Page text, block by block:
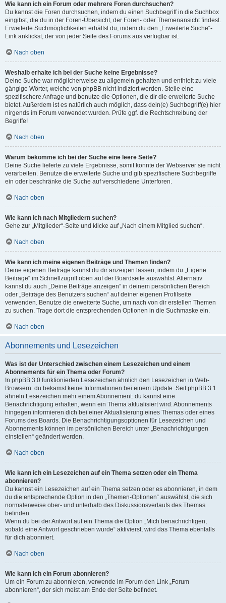
Wie kann ich ein Forum oder mehrere Foren durchsuchen?
Du kannst die Foren durchsuchen, indem du einen Suchbegriff in die Suchbox
eingibst, die du in der Foren-Übersicht, der Foren- oder Themenansicht findest.
Erweiterte Suchmöglichkeiten erhältst du, indem du den „Erweiterte Suche“-
Link anklickst, der von jeder Seite des Forums aus verfügbar ist.
Nach oben
Weshalb erhalte ich bei der Suche keine Ergebnisse?
Deine Suche war möglicherweise zu allgemein gehalten und enthielt zu viele
gängige Wörter, welche von phpBB nicht indiziert werden. Stelle eine
spezifischere Anfrage und benutze die Optionen, die dir die erweiterte Suche
bietet. Außerdem ist es natürlich auch möglich, dass dein(e) Suchbegriff(e) hier
nirgends im Forum verwendet wurden. Prüfe ggf. die Rechtschreibung der
Begriffe!
Nach oben
Warum bekomme ich bei der Suche eine leere Seite?
Deine Suche lieferte zu viele Ergebnisse, somit konnte der Webserver sie nicht
verarbeiten. Benutze die erweiterte Suche und gib spezifischere Suchbegriffe
ein oder beschränke die Suche auf verschiedene Unterforen.
Nach oben
Wie kann ich nach Mitgliedern suchen?
Gehe zur „Mitglieder“-Seite und klicke auf „Nach einem Mitglied suchen“.
Nach oben
Wie kann ich meine eigenen Beiträge und Themen finden?
Deine eigenen Beiträge kannst du dir anzeigen lassen, indem du „Eigene
Beiträge“ im Schnellzugriff oben auf der Boardseite auswählst. Alternativ
kannst du auch „Deine Beiträge anzeigen“ in deinem persönlichen Bereich
oder „Beiträge des Benutzers suchen“ auf deiner eigenen Profilseite
verwenden. Benutze die erweiterte Suche, um nach von dir erstellen Themen
zu suchen. Trage dort die entsprechenden Optionen in die Suchmaske ein.
Nach oben
Abonnements und Lesezeichen
Was ist der Unterschied zwischen einem Lesezeichen und einem
Abonnements für ein Thema oder Forum?
In phpBB 3.0 funktionierten Lesezeichen ähnlich den Lesezeichen in Web-
Browsern: du bekamst keine Informationen bei einem Update. Seit phpBB 3.1
ähneln Lesezeichen mehr einem Abonnement: du kannst eine
Benachrichtigung erhalten, wenn ein Thema aktualisiert wird. Abonnements
hingegen informieren dich bei einer Aktualisierung eines Themas oder eines
Forums des Boards. Die Benachrichtigungsoptionen für Lesezeichen und
Abonnements können im persönlichen Bereich unter „Benachrichtigungen
einstellen“ geändert werden.
Nach oben
Wie kann ich ein Lesezeichen auf ein Thema setzen oder ein Thema
abonnieren?
Du kannst ein Lesezeichen auf ein Thema setzen oder es abonnieren, in dem
du die entsprechende Option in den „Themen-Optionen“ auswählst, die sich
normalerweise ober- und unterhalb des Diskussionsverlaufs des Themas
befinden.
Wenn du bei der Antwort auf ein Thema die Option „Mich benachrichtigen,
sobald eine Antwort geschrieben wurde“ aktivierst, wird das Thema ebenfalls
für dich abonniert.
Nach oben
Wie kann ich ein Forum abonnieren?
Um ein Forum zu abonnieren, verwende im Forum den Link „Forum
abonnieren“, der sich meist am Ende der Seite befindet.